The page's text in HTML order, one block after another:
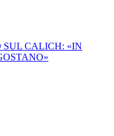
SUL CALICH: «IN